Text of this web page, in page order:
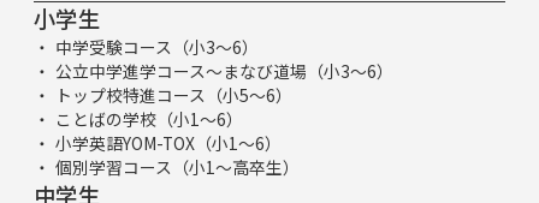
小学生
中学受験コース（小3～6）
公立中学進学コース～まなび道場（小3～6）
トップ校特進コース（小5～6）
ことばの学校（小1～6）
小学英語YOM-TOX（小1～6）
個別学習コース（小1～高卒生）
中学生